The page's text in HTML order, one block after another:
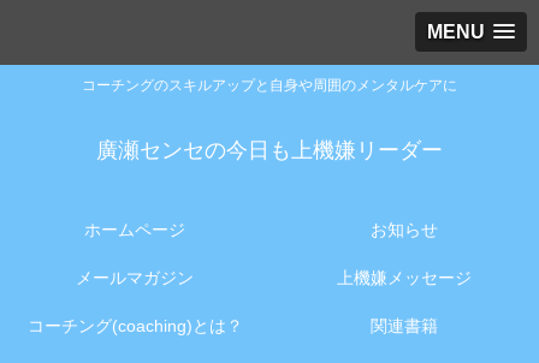
MENU
コーチングのスキルアップと自身や周囲のメンタルケアに
廣瀬センセの今日も上機嫌リーダー
ホームページ お知らせ
メールマガジン 上機嫌メッセージ
コーチング(coaching)とは？ 関連書籍